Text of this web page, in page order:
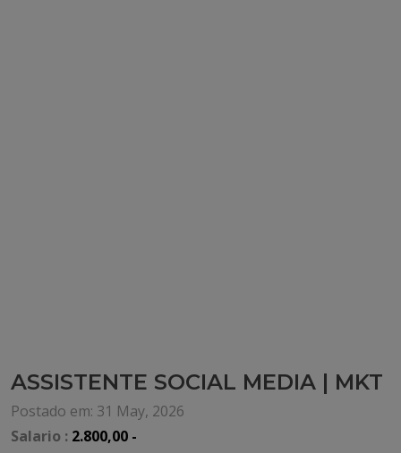
ASSISTENTE SOCIAL MEDIA | MKT
Postado em: 31 May, 2026
Salario : 2.800,00 -